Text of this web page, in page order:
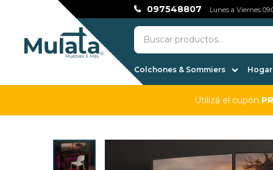
Colchones & Sommiers
097548807 Lunes a Viernes
Utilizá el cupón